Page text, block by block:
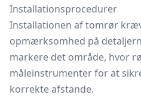
Installationsprocedurer
Installationen af tomrør
opmærksomhed på
markere det område, hvor
måleinstrumenter for at
korrekte afstande.